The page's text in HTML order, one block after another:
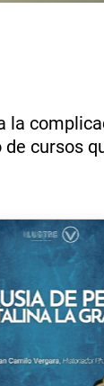
la
cursos